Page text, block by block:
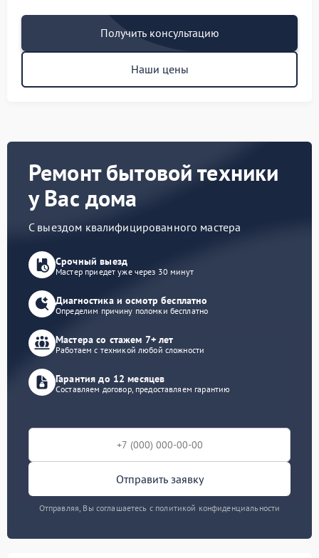
Получить консультацию
Наши цены
Ремонт бытовой техники
у Вас дома
С выездом квалифицированного мастера
Срочный выезд
Мастер приедет уже через 30 минут
Диагностика и осмотр бесплатно
Определим причину поломки бесплатно
Мастера со стажем 7+ лет
Работаем с техникой любой сложности
Гарантия до 12 месяцев
Составляем договор, предоставляем гарантию
Отправить заявку
Отправляя, Вы соглашаетесь с политикой конфиденциальности